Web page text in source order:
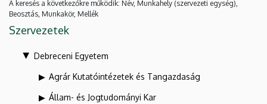
A keresés a következőkre működik: Név, Munkahely (szervezeti egység),
Beosztás, Munkakör, Mellék
Szervezetek
Debreceni Egyetem
Agrár Kutatóintézetek és Tangazdaság
Állam- és Jogtudományi Kar